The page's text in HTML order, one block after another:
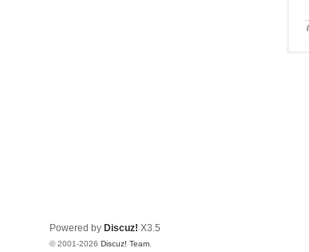
Powered by Discuz! X3.5
© 2001-2026 Discuz! Team